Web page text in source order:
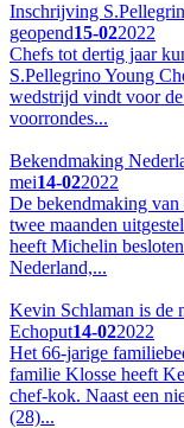
Inschrijving
geopend15-022022
Chefs tot dertig jaar
S.Pellegrino Young
wedstrijd vindt voor
voorrondes...
Bekendmaking
mei14-022022
De bekendmaking
twee maanden
heeft Michelin
Nederland,...
Kevin Schlaman is de
Echoput14-022022
Het 66-jarige
familie Klosse heeft
chef-kok. Naast een
(28)...